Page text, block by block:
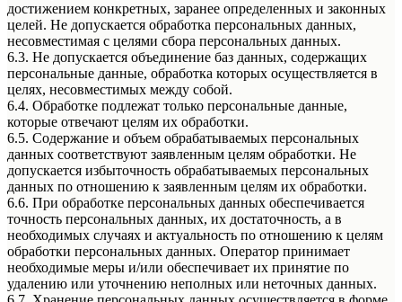
достижением конкретных, заранее определенных и законных
целей. Не допускается обработка персональных данных,
несовместимая с целями сбора персональных данных.
6.3. Не допускается объединение баз данных, содержащих
персональные данные, обработка которых осуществляется в
целях, несовместимых между собой.
6.4. Обработке подлежат только персональные данные,
которые отвечают целям их обработки.
6.5. Содержание и объем обрабатываемых персональных
данных соответствуют заявленным целям обработки. Не
допускается избыточность обрабатываемых персональных
данных по отношению к заявленным целям их обработки.
6.6. При обработке персональных данных обеспечивается
точность персональных данных, их достаточность, а в
необходимых случаях и актуальность по отношению к целям
обработки персональных данных. Оператор принимает
необходимые меры и/или обеспечивает их принятие по
удалению или уточнению неполных или неточных данных.